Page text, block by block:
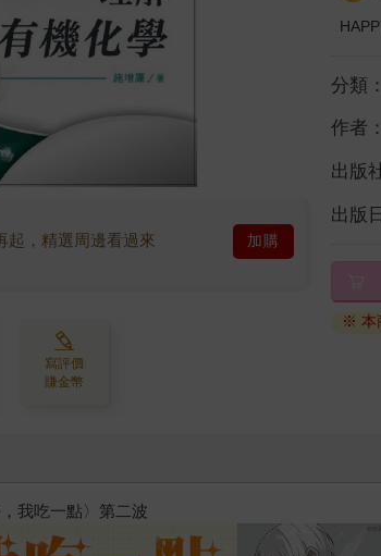
，精選周邊看過來 加購
寫評價
賺金幣
分類：
作者：
出版
出版
※ 本